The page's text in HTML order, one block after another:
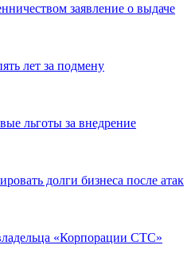
заявление о выдаче
лет за подмену
льготы за внедрение
долги бизнеса после атак
«Корпорации СТС»